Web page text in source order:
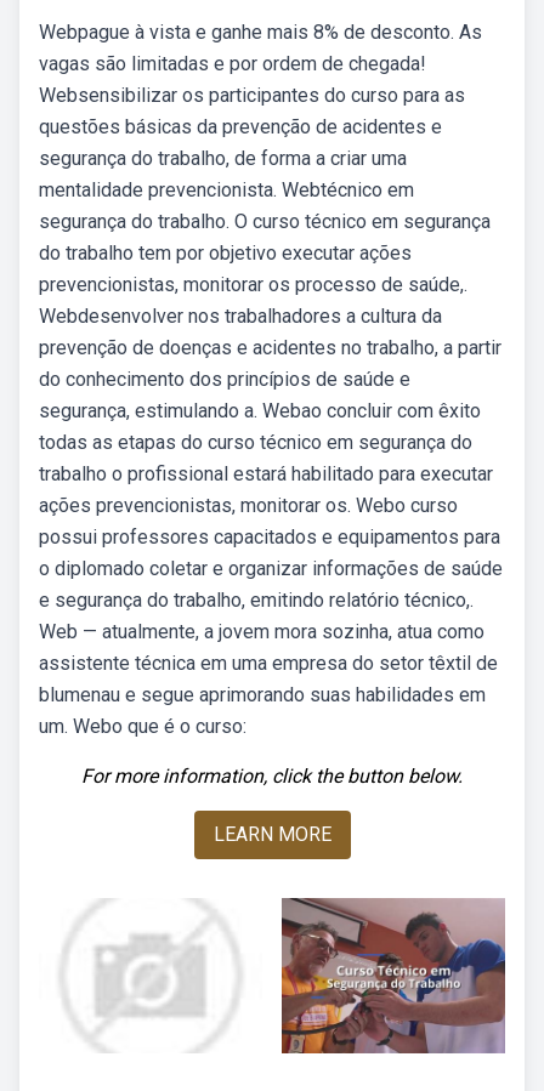
Webpague à vista e ganhe mais 8% de desconto. As
vagas são limitadas e por ordem de chegada!
Websensibilizar os participantes do curso para as
questões básicas da prevenção de acidentes e
segurança do trabalho, de forma a criar uma
mentalidade prevencionista. Webtécnico em
segurança do trabalho. O curso técnico em segurança
do trabalho tem por objetivo executar ações
prevencionistas, monitorar os processo de saúde,.
Webdesenvolver nos trabalhadores a cultura da
prevenção de doenças e acidentes no trabalho, a partir
do conhecimento dos princípios de saúde e
segurança, estimulando a. Webao concluir com êxito
todas as etapas do curso técnico em segurança do
trabalho o profissional estará habilitado para executar
ações prevencionistas, monitorar os. Webo curso
possui professores capacitados e equipamentos para
o diplomado coletar e organizar informações de saúde
e segurança do trabalho, emitindo relatório técnico,.
Web — atualmente, a jovem mora sozinha, atua como
assistente técnica em uma empresa do setor têxtil de
blumenau e segue aprimorando suas habilidades em
um. Webo que é o curso:
For more information, click the button below.
LEARN MORE